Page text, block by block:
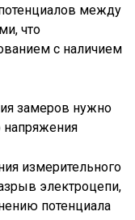
между
что
с наличием
замеров нужно
напряжения
измерительного
электроцепи,
потенциала